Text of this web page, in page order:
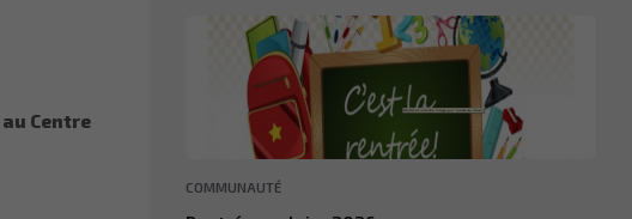
au Centre
COMMUNAUTÉ